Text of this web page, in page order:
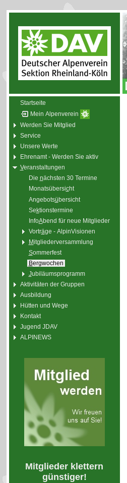
Startseite
Mein Alpenverein
Werden Sie Mitglied
Service
Unsere Werte
Ehrenamt - Werden Sie aktiv
Veranstaltungen
Die nächsten 30 Termine
Monatsübersicht
Angebotsübersicht
Sektionstermine
InfoAbend für neue Mitglieder
Vorträge - AlpinVisionen
Mitgliederversammlung
Sommerfest
Bergwochen
Jubiläumsprogramm
Aktivitäten der Gruppen
Ausbildung
Hütten und Wege
Kontakt
Jugend JDAV
ALPINEWS
Mitglieder klettern
günstiger!